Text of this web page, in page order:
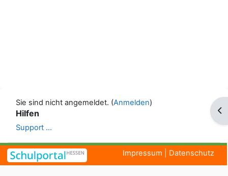
Sie sind nicht angemeldet. (Anmelden)
Hilfen
Support ...
Impressum Datenschutz